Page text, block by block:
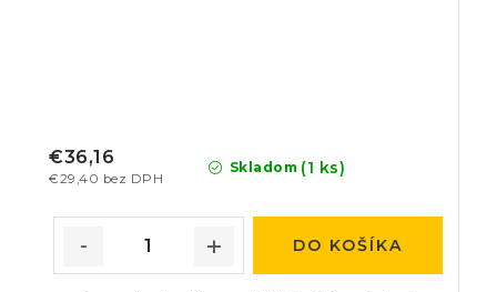
Skladom (1 ks)
€29,40 bez DPH
€36,16
DO KOŠÍKA